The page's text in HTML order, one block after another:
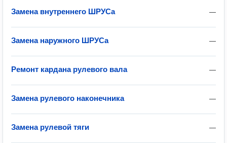
—
Замена внутреннего ШРУСа
—
Замена наружного ШРУСа
—
Ремонт кардана рулевого вала
—
Замена рулевого наконечника
—
Замена рулевой тяги